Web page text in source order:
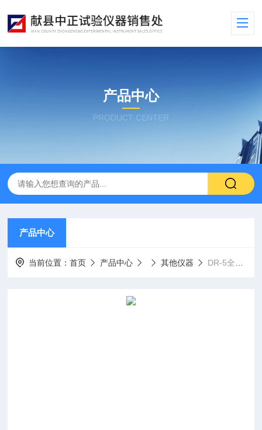
产品中心
PRODUCT CENTER
产品中心
当前位置：首页 产品中心 其他仪器 DR-5全自动低温柔性试验仪